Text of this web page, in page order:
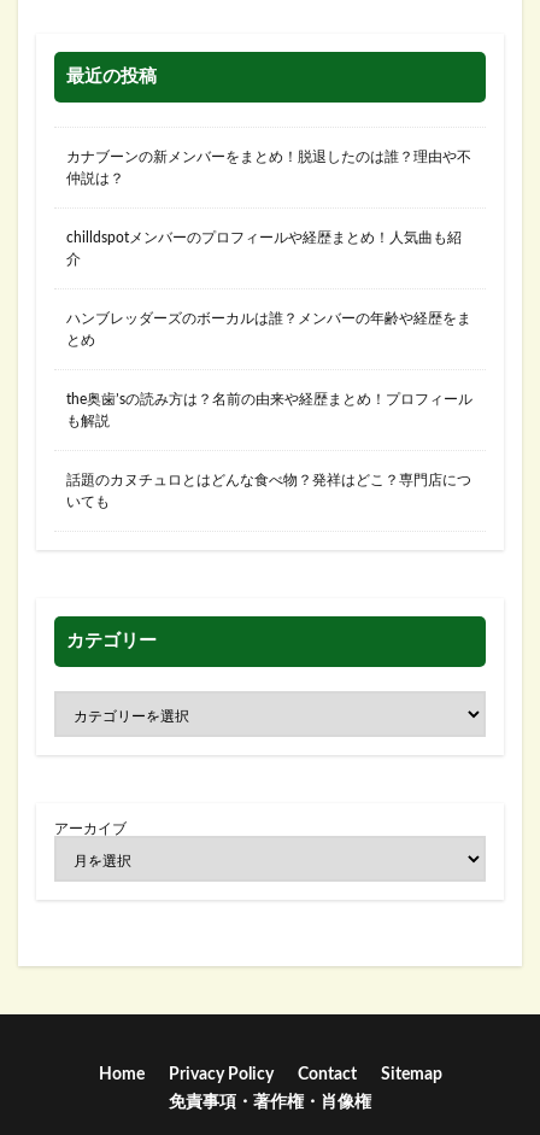
最近の投稿
カナブーンの新メンバーをまとめ！脱退したのは誰？理由や不
仲説は？
chilldspotメンバーのプロフィールや経歴まとめ！人気曲も紹
介
ハンブレッダーズのボーカルは誰？メンバーの年齢や経歴をま
とめ
the奥歯’sの読み方は？名前の由来や経歴まとめ！プロフィール
も解説
話題のカヌチュロとはどんな食べ物？発祥はどこ？専門店につ
いても
カテゴリー
アーカイブ
Home Privacy Policy Contact
Sitemap
免責事項・著作権・肖像権